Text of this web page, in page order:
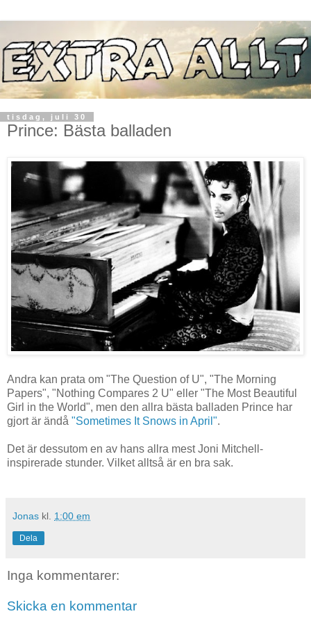
tisdag, juli 30
Prince: Bästa balladen
Andra kan prata om "The Question of U", "The Morning
Papers", "Nothing Compares 2 U" eller "The Most Beautiful
Girl in the World", men den allra bästa balladen Prince har
gjort är ändå "Sometimes It Snows in April".
Det är dessutom en av hans allra mest Joni Mitchell-
inspirerade stunder. Vilket alltså är en bra sak.
Jonas kl. 1:00 em
Dela
Inga kommentarer:
Skicka en kommentar